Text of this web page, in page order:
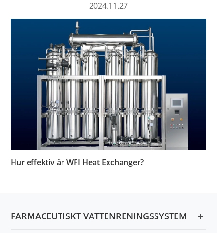
2024.11.27
Hur effektiv är WFI Heat Exchanger?
FARMACEUTISKT VATTENRENINGSSYSTEM